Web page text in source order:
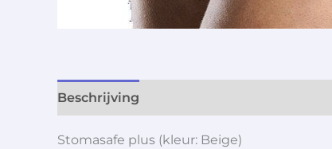
Beschrijving
Stomasafe plus (kleur: Beige)